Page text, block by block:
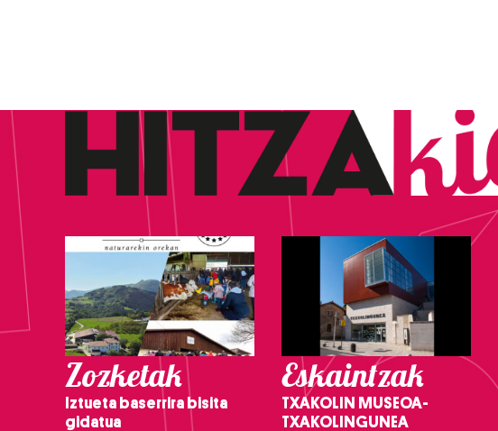
Zozketak
Iztueta baserrira bisita
gidatua
Eskaintzak
TXAKOLIN MUSEOA-
TXAKOLINGUNEA